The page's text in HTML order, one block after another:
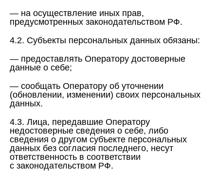
— на осуществление иных прав,
предусмотренных законодательством РФ.
4.2. Субъекты персональных данных обязаны:
— предоставлять Оператору достоверные
данные о себе;
— сообщать Оператору об уточнении
(обновлении, изменении) своих персональных
данных.
4.3. Лица, передавшие Оператору
недостоверные сведения о себе, либо
сведения о другом субъекте персональных
данных без согласия последнего, несут
ответственность в соответствии
с законодательством РФ.